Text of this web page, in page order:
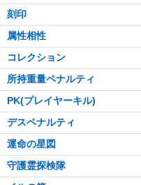
刻印
属性相性
コレクション
所持重量ペナルティ
PK(プレイヤーキル)
デスペナルティ
運命の星図
守護霊探検隊